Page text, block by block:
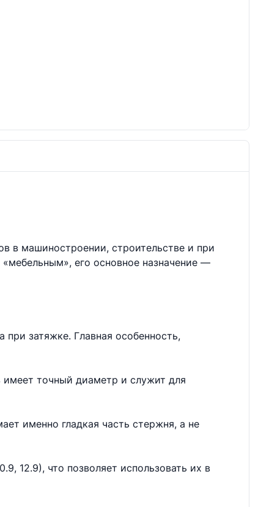
в машиностроении, строительстве и при
его основное назначение —
затяжке. Главная особенность,
имеет точный диаметр и служит для
именно гладкая часть стержня, а не
12.9), что позволяет использовать их в